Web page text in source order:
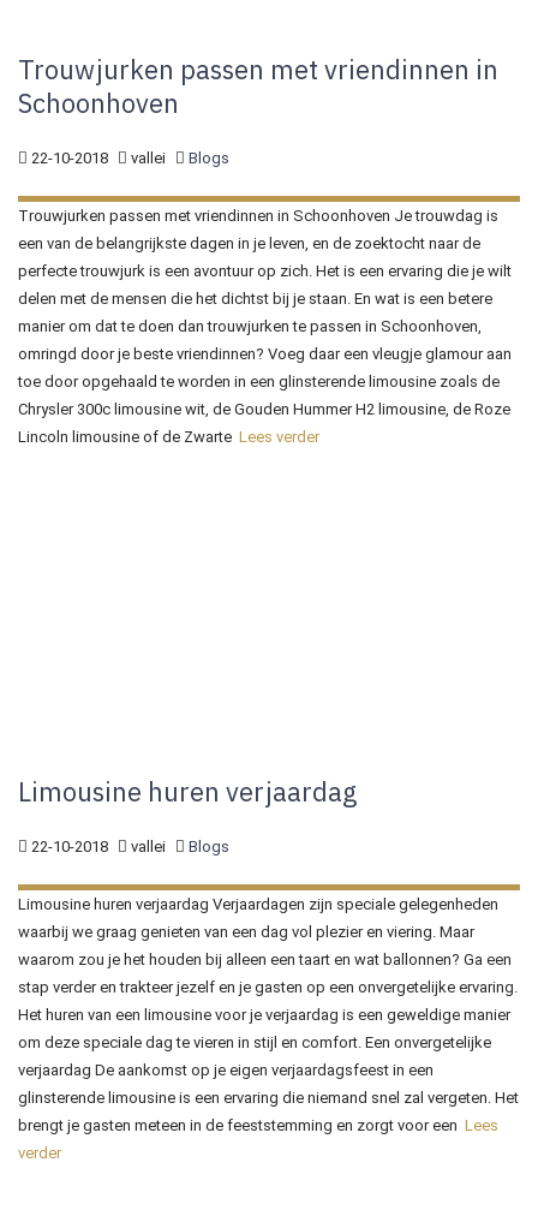
Trouwjurken passen met vriendinnen in
Schoonhoven
22-10-2018 vallei Blogs
Trouwjurken passen met vriendinnen in Schoonhoven Je trouwdag is
een van de belangrijkste dagen in je leven, en de zoektocht naar de
perfecte trouwjurk is een avontuur op zich. Het is een ervaring die je wilt
delen met de mensen die het dichtst bij je staan. En wat is een betere
manier om dat te doen dan trouwjurken te passen in Schoonhoven,
omringd door je beste vriendinnen? Voeg daar een vleugje glamour aan
toe door opgehaald te worden in een glinsterende limousine zoals de
Chrysler 300c limousine wit, de Gouden Hummer H2 limousine, de Roze
Lincoln limousine of de Zwarte Lees verder
Limousine huren verjaardag
22-10-2018 vallei Blogs
Limousine huren verjaardag Verjaardagen zijn speciale gelegenheden
waarbij we graag genieten van een dag vol plezier en viering. Maar
waarom zou je het houden bij alleen een taart en wat ballonnen? Ga een
stap verder en trakteer jezelf en je gasten op een onvergetelijke ervaring.
Het huren van een limousine voor je verjaardag is een geweldige manier
om deze speciale dag te vieren in stijl en comfort. Een onvergetelijke
verjaardag De aankomst op je eigen verjaardagsfeest in een
glinsterende limousine is een ervaring die niemand snel zal vergeten. Het
brengt je gasten meteen in de feeststemming en zorgt voor een Lees
verder